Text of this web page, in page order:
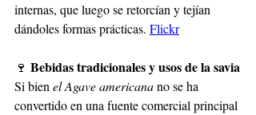
internas, que luego se retorcían y tejían
dándoles formas prácticas. Flickr
🍷 Bebidas tradicionales y usos de la savia
Si bienel Agave americanano se ha
convertido en una fuente comercial principal